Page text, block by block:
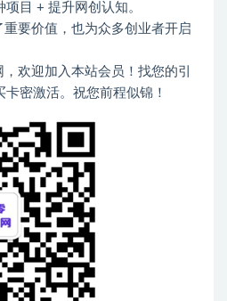
目 + 提升网创认知。
要价值，也为众多创业者开启
欢迎加入本站会员！找您的引
密激活。祝您前程似锦！